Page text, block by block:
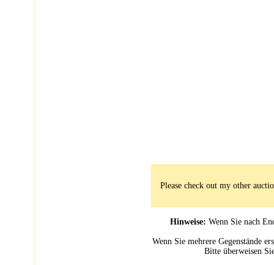
Please check out my other
Hinweise: Wenn Sie nach
Wenn Sie mehrere Gegenstände
Bitte überweisen